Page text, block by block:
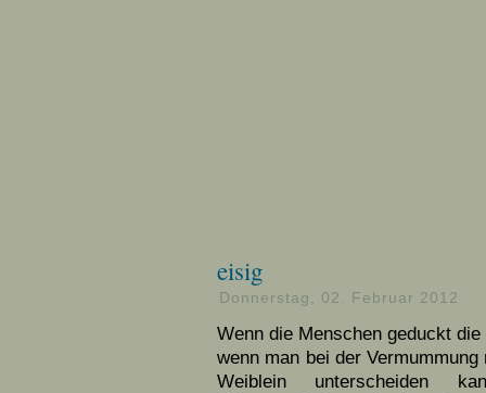
eisig
Donnerstag, 02. Februar 2012
Wenn die Menschen geduckt
wenn man bei der
Weiblein unterscheiden